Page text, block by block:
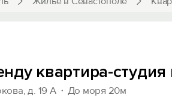
квартира-
д. 19 А До моря 20м